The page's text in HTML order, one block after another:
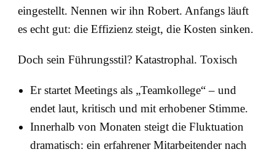
eingestellt. Nennen wir ihn Robert. Anfangs läuft
es echt gut: die Effizienz steigt, die Kosten sinken.
Doch sein Führungsstil? Katastrophal. Toxisch
Er startet Meetings als „Teamkollege“ – und
endet laut, kritisch und mit erhobener Stimme.
Innerhalb von Monaten steigt die Fluktuation
dramatisch: ein erfahrener Mitarbeitender nach